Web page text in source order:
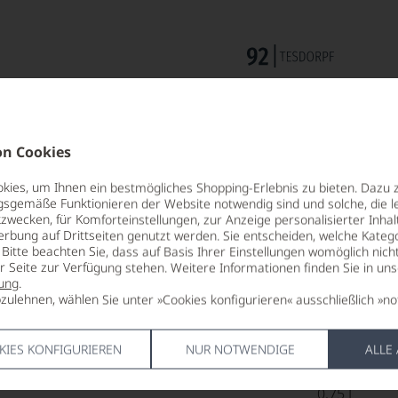
Cookies
um Ihnen ein bestmögliches Shopping-Erlebnis zu bieten. Dazu
Funktionieren der Website notwendig sind und solche, die
für Komforteinstellungen, zur Anzeige personalisierter
auf Drittseiten genutzt werden. Sie entscheiden, welche
beachten Sie, dass auf Basis Ihrer Einstellungen womöglich
Seite zur Verfügung stehen. Weitere Informationen finden Sie in
.
wählen Sie unter »Cookies konfigurieren« ausschließlich
KONFIGURIEREN NUR NOTWENDIGE ALLE
ALKOHOLGEHALT
12,5 % Vol.
LAGERPOTENTIAL
VERSCHLUSS
unbekannt
Bodegas
Spanien
0,75 L